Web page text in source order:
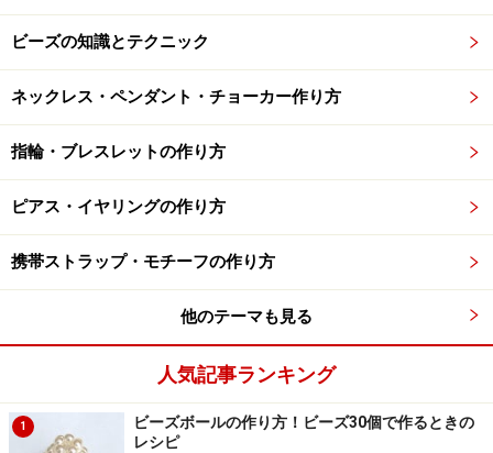
ビーズの知識とテクニック
ネックレス・ペンダント・チョーカー作り方
指輪・ブレスレットの作り方
ピアス・イヤリングの作り方
携帯ストラップ・モチーフの作り方
他のテーマも見る
人気記事ランキング
1
ビーズボールの作り方！ビーズ30個で作るときの
レシピ